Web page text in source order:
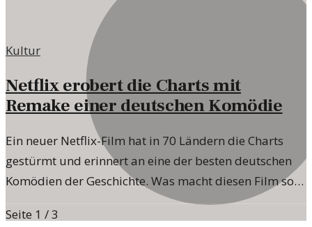
Kultur
Netflix erobert die Charts mit
Remake einer deutschen Komödie
Ein neuer Netflix-Film hat in 70 Ländern die Charts
gestürmt und erinnert an eine der besten deutschen
Komödien der Geschichte. Was macht diesen Film so
Seite 1 /3